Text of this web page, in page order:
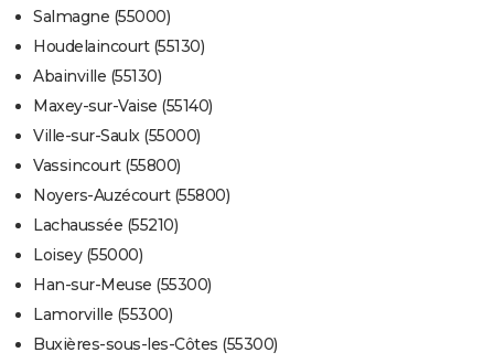
Salmagne (55000)
Houdelaincourt (55130)
Abainville (55130)
Maxey-sur-Vaise (55140)
Ville-sur-Saulx (55000)
Vassincourt (55800)
Noyers-Auzécourt (55800)
Lachaussée (55210)
Loisey (55000)
Han-sur-Meuse (55300)
Lamorville (55300)
Buxières-sous-les-Côtes (55300)